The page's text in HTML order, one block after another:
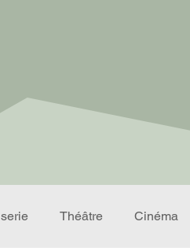
serie Théâtre Cinéma